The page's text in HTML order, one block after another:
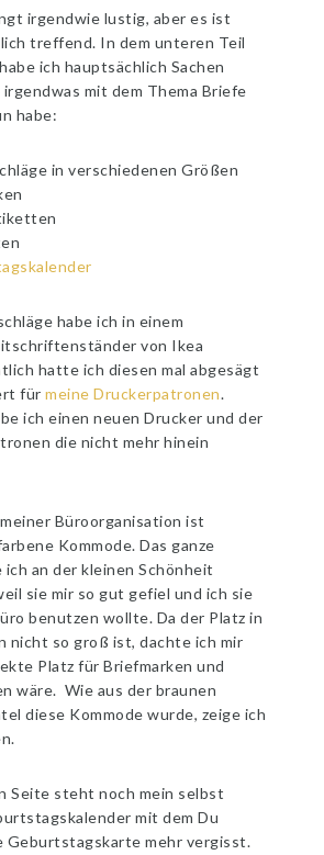
irgendwie lustig, aber es ist
treffend. In dem unteren Teil
ich hauptsächlich Sachen
mit dem Thema Briefe
habe:
in verschiedenen Größen
habe ich in einem
von Ikea
hatte ich diesen mal abgesägt
fürmeine Druckerpatronen.
ich einen neuen Drucker und der
die nicht mehr hinein
Büroorganisation ist
Kommode. Das ganze
ich an der kleinen Schönheit
sie mir so gut gefiel und ich sie
benutzen wollte. Da der Platz in
nicht so groß ist, dachte ich mir
Platz für Briefmarken und
wäre. Wie aus der braunen
diese Kommode wurde, zeige ich
Seite steht noch mein selbst
mit dem Du
Geburtstagskarte mehr vergisst.